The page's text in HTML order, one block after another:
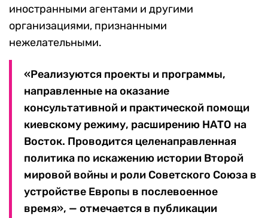
иностранными агентами и другими
организациями, признанными
нежелательными.
«Реализуются проекты и программы,
направленные на оказание
консультативной и практической помощи
киевскому режиму, расширению НАТО на
Восток. Проводится целенаправленная
политика по искажению истории Второй
мировой войны и роли Советского Союза в
устройстве Европы в послевоенное
время», — отмечается в публикации